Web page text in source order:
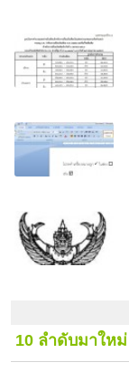
10 ลำดับมาใหม่